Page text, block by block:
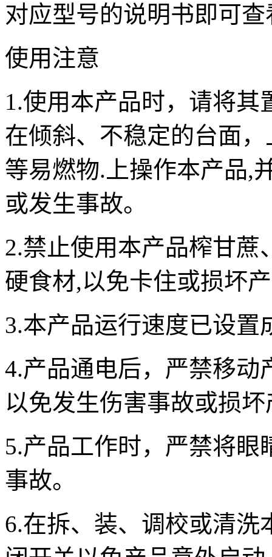
对应型号的说明书即可查
使用注意
1.使用本产品时，请将
在倾斜、不稳定的台面
等易燃物.上操作本产品,
或发生事故。
2.禁止使用本产品榨甘
硬食材,以免卡住或损坏
3.本产品运行速度已设置
4.产品通电后，严禁移动
以免发生伤害事故或损
5.产品工作时，严禁将
事故。
6.在拆、装、调校或清